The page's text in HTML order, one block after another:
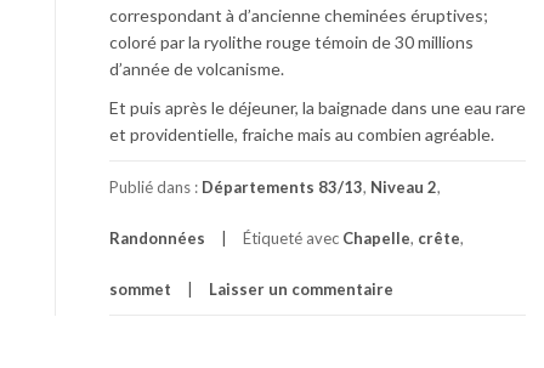
correspondant à d’ancienne cheminées éruptives;
coloré par la ryolithe rouge témoin de 30 millions
d’année de volcanisme.
Et puis après le déjeuner, la baignade dans une eau rare
et providentielle, fraiche mais au combien agréable.
Publié dans : Départements 83/13, Niveau 2,
Randonnées Étiqueté avec Chapelle, crête,
sommet Laisser un commentaire